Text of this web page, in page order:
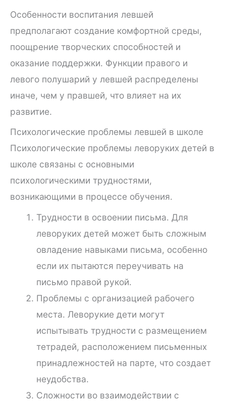
Особенности воспитания левшей
предполагают создание комфортной среды,
поощрение творческих способностей и
оказание поддержки. Функции правого и
левого полушарий у левшей распределены
иначе, чем у правшей, что влияет на их
развитие.
Психологические проблемы левшей в школе
Психологические проблемы леворуких детей в
школе связаны с основными
психологическими трудностями,
возникающими в процессе обучения.
Трудности в освоении письма. Для
леворуких детей может быть сложным
овладение навыками письма, особенно
если их пытаются переучивать на
письмо правой рукой.
Проблемы с организацией рабочего
места. Леворукие дети могут
испытывать трудности с размещением
тетрадей, расположением письменных
принадлежностей на парте, что создает
неудобства.
Сложности во взаимодействии с